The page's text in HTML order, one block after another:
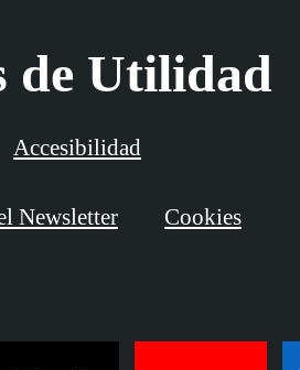
de Utilidad
Accesibilidad
Newsletter Cookies